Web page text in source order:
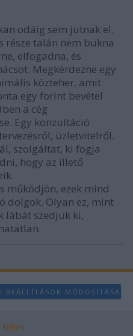
odáig sem jutnak el.
része talán nem bukna
elfogadna, és
Megkérdezne egy
közteher, amit
egy forint bevétel
a cég
Egy konzultáció
üzletvitelről.
szolgáltat, ki fogja
hogy az illető
működjön, ezek mind
dolgok. Olyan ez, mint
lábát szedjük ki,
BEÁLLÍTÁSOK MÓDOSÍTÁSA
teljes